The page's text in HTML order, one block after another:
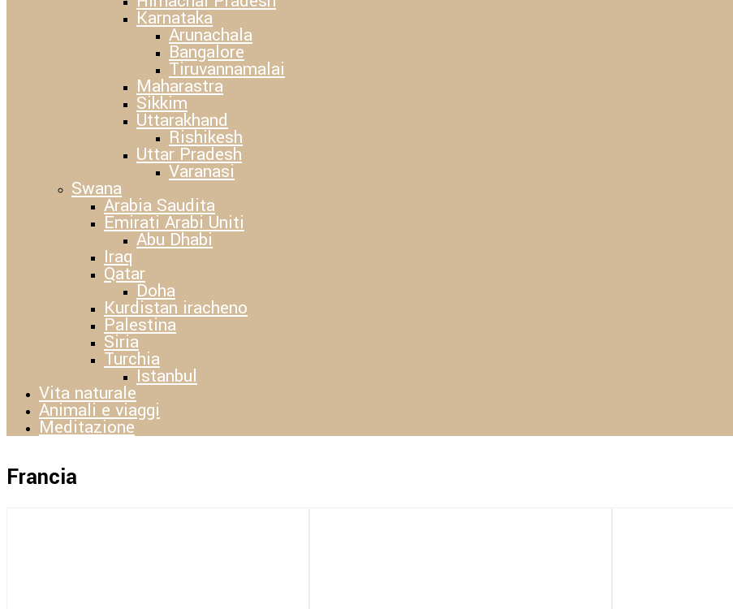
Karnataka
Arunachala
Bangalore
Tiruvannamalai
Maharastra
Sikkim
Uttarakhand
Rishikesh
Uttar Pradesh
Varanasi
Swana
Arabia Saudita
Emirati Arabi Uniti
Abu Dhabi
Iraq
Qatar
Doha
Kurdistan iracheno
Palestina
Siria
Turchia
Istanbul
Vita naturale
Animali e viaggi
Meditazione
Francia